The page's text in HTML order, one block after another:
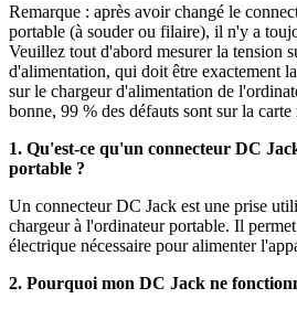
Remarque : après avoir changé le
portable (à souder ou filaire), il n'y a
Veuillez tout d'abord mesurer la tension
d'alimentation, qui doit être exactement
sur le chargeur d'alimentation de
bonne, 99 % des défauts sont sur la carte
1. Qu'est-ce qu'un connecteur DC
portable ?
Un connecteur DC Jack est une prise
chargeur à l'ordinateur portable. Il
électrique nécessaire pour alimenter
2. Pourquoi mon DC Jack ne